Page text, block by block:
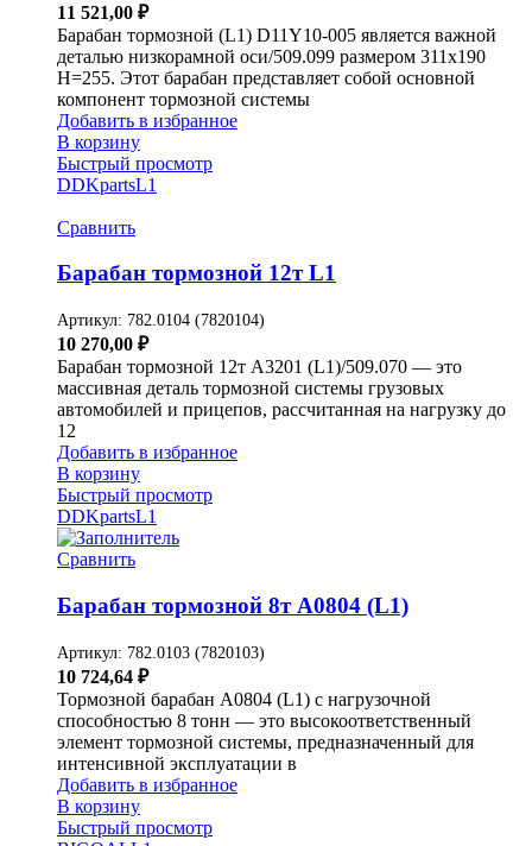
11 521,00 ₽
Барабан тормозной (L1) D11Y10-005 является важной
деталью низкорамной оси/509.099 размером 311х190
H=255. Этот барабан представляет собой основной
компонент тормозной системы
Добавить в избранное
В корзину
Быстрый просмотр
DDKpartsL1
Сравнить
Барабан тормозной 12т L1
Артикул: 782.0104 (7820104)
10 270,00 ₽
Барабан тормозной 12т A3201 (L1)/509.070 — это
массивная деталь тормозной системы грузовых
автомобилей и прицепов, рассчитанная на нагрузку до
12
Добавить в избранное
В корзину
Быстрый просмотр
DDKpartsL1
Сравнить
Барабан тормозной 8т A0804 (L1)
Артикул: 782.0103 (7820103)
10 724,64 ₽
Тормозной барабан A0804 (L1) с нагрузочной
способностью 8 тонн — это высокоответственный
элемент тормозной системы, предназначенный для
интенсивной эксплуатации в
Добавить в избранное
В корзину
Быстрый просмотр